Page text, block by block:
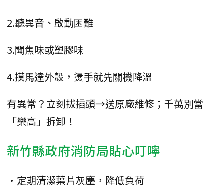
2.聽異音、啟動困難
3.聞焦味或塑膠味
4.摸馬達外殼，燙手就先關機降溫
有異常？立刻拔插頭→送原廠維修；千萬別當
「樂高」拆卸！
新竹縣政府消防局貼心叮嚀
•定期清潔葉片灰塵，降低負荷